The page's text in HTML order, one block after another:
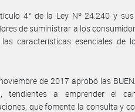
4° de la Ley Nº 24.240 y
de suministrar a los
características esenciales de
de 2017 aprobó las
tendientes a emprender el
que fomente la consulta y